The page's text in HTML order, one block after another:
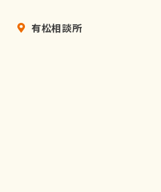
先は、次の通りです。
有松相談所